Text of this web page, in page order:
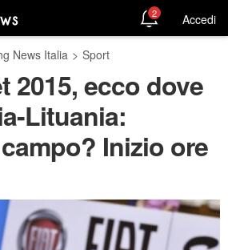
2 Accedi
News Italia > Sport
2015, ecco dove
Lituania:
Inizio ore